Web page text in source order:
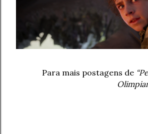
Para mais postagens de